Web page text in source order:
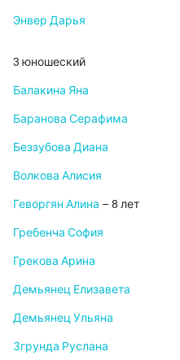
Энвер Дарья
3 юношеский
Балакина Яна
Баранова Серафима
Беззубова Диана
Волкова Алисия
Геворгян Алина – 8 лет
Гребенча София
Грекова Арина
Демьянец Елизавета
Демьянец Ульяна
Згрунда Руслана